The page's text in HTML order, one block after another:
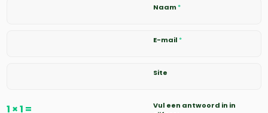
Naam*
E-mail*
Site
Vul een antwoord in in
1 × 1 =